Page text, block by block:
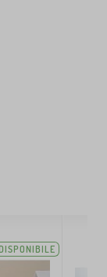
DISPONIBILE